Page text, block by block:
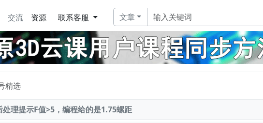
交流 资源 联系客服 文章
精选
理提示F值>5，编程给的是1.75螺距